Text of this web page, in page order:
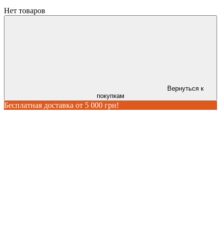
Нет товаров
Вернуться к
покупкам
Бесплатная доставка от 5 000 грн!